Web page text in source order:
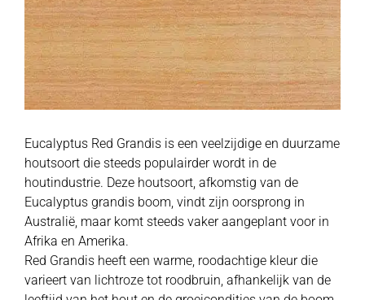
Eucalyptus Red Grandis is een veelzijdige en duurzame
houtsoort die steeds populairder wordt in de
houtindustrie. Deze houtsoort, afkomstig van de
Eucalyptus grandis boom, vindt zijn oorsprong in
Australië, maar komt steeds vaker aangeplant voor in
Afrika en Amerika.
Red Grandis heeft een warme, roodachtige kleur die
varieert van lichtroze tot roodbruin, afhankelijk van de